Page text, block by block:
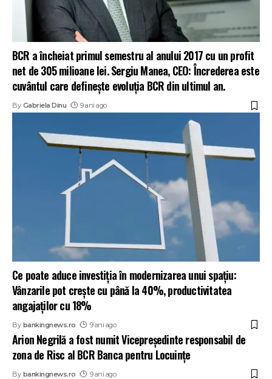
BCR a încheiat primul semestru al anului 2017 cu un profit
net de 305 milioane lei. Sergiu Manea, CEO: Încrederea este
cuvântul care definește evoluția BCR din ultimul an.
By Gabriela Dinu 9 ani ago
Ce poate aduce investiția în modernizarea unui spațiu:
Vânzarile pot crește cu până la 40%, productivitatea
angajaților cu 18%
By bankingnews.ro 9 ani ago
Arion Negrilă a fost numit Vicepreședinte responsabil de
zona de Risc al BCR Banca pentru Locuințe
By bankingnews.ro 9 ani ago